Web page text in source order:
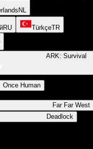
NL
RU TürkçeTR
ARK: Survival
Once Human
Far Far West
Deadlock